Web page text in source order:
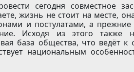
сегодня совместное
жизнь не стоит на месте,
и постулатами, а
Исходя из этого также
база общества, что ведёт
национальным